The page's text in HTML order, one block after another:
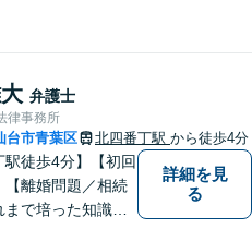
お声がけくださ
弁護士
律事務所
台市青葉区 北四番丁駅 から徒歩4分
駅徒歩4分】【初回
【離婚問題／相続
で培った知識と
詳細を見
る